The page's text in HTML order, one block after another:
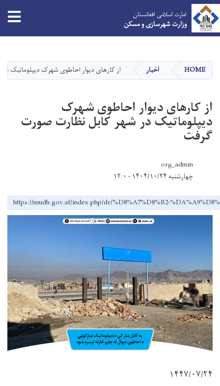
main
content
امارت اسلامی افغانستان
وزارت شهرسازی و مسکن
HOME اخبار از کارهای دیوار احاطوی شهرک دیپلوماتیک
از کارهای دیوار احاطوی شهرک
دیپلوماتیک در شهر کابل نظارت صورت
گرفت
org_admin
چهارشنبه ۱۴۰۴/۱۰/۲۴ - ۱۲:۰
https://mudh.gov.af/index.php/dr/%D8%A7%D8%B2-
۱۴۴۷/۰۷/۲۴